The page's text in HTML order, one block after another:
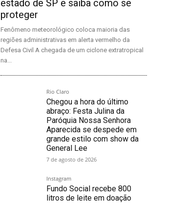
estado de SP e saiba como se
proteger
Fenômeno meteorológico coloca maioria das
regiões administrativas em alerta vermelho da
Defesa Civil A chegada de um ciclone extratropical
na...
Rio Claro
Chegou a hora do último
abraço: Festa Julina da
Paróquia Nossa Senhora
Aparecida se despede em
grande estilo com show da
General Lee
7 de agosto de 2026
Instagram
Fundo Social recebe 800
litros de leite em doação